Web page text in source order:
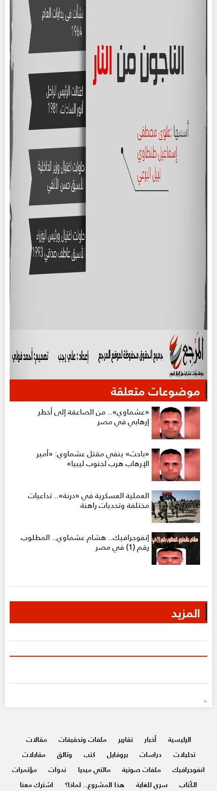
موضوعات متعلقة
«عشماوي».. من الصاعقة إلى أخطر
إرهابي في مصر
«باحث» ينفي مقتل عشماوي: «أمير
الإرهاب هرب لجنوب ليبيا»
العملية العسكرية في «درنة».. تداعيات
مختلفة وتحديات راهنة
إنفوجرافيك.. هشام عشماوي.. المطلوب
رقم (1) في مصر
المزيد
"
الرئيسية أخبار تقارير ملفات وتحقيقات
مقالات
تحليلات
دراسات بروفايل كتب وثائق
مقابلات
انفوجرافيك
ملفات صوتية مالتي ميديا ندوات
مؤتمرات
الكُتاب
سري للغاية هذا المشروع.. لماذا؟ اشترك معنا